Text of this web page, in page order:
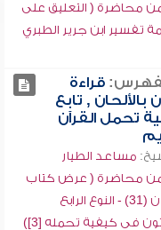
محاضرة ( التعليق على
تفسير ابن جرير الطبري
قراءة
بالألحان , تابع
تحمل القرآن
مساعد الطيار
محاضرة ( عرض كتاب
الإتقان (31) - النوع الرابع
في كيفية تحمله [3])